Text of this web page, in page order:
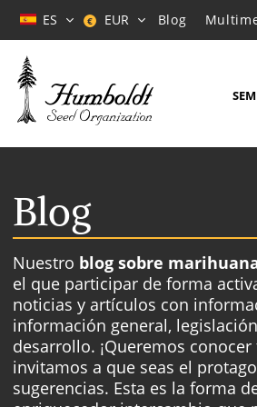
ES € EUR Blog
Blog
Nuestro blog sobre
el que participar de forma
noticias y artículos con
información general,
desarrollo. ¡Queremos
invitamos a que seas el
sugerencias. Esta es la forma